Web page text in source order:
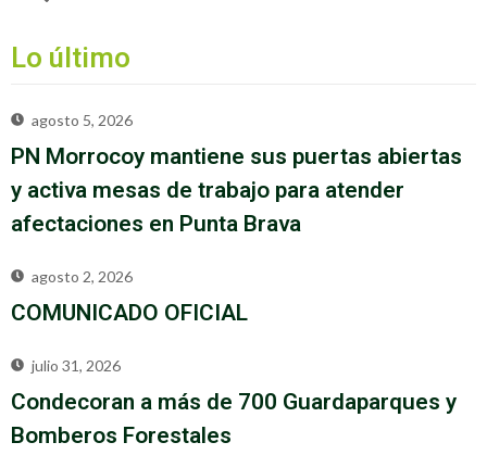
Lo último
agosto 5, 2026
PN Morrocoy mantiene sus puertas abiertas
y activa mesas de trabajo para atender
afectaciones en Punta Brava
agosto 2, 2026
COMUNICADO OFICIAL
julio 31, 2026
Condecoran a más de 700 Guardaparques y
Bomberos Forestales